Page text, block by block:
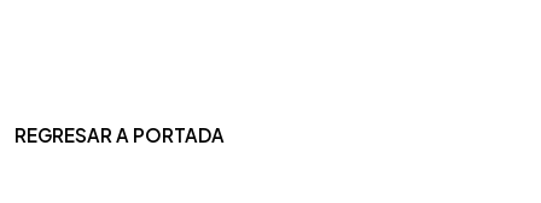
REGRESAR A PORTADA